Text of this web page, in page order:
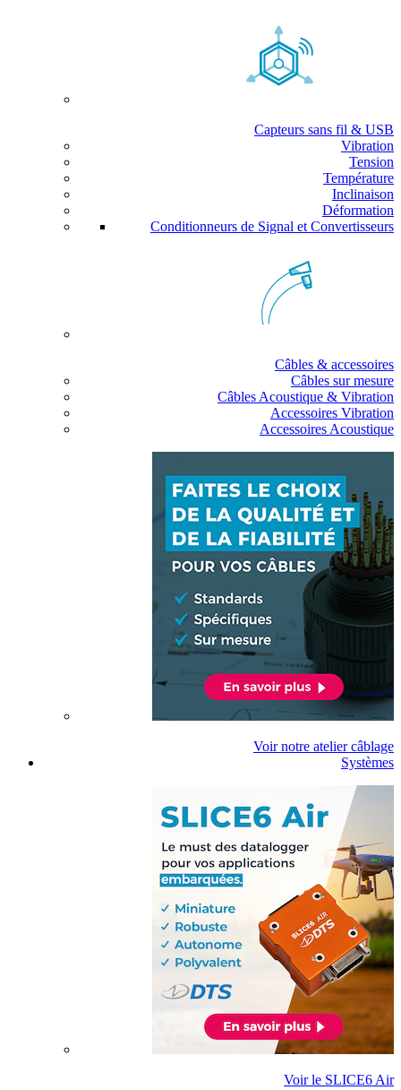
Capteurs sans fil & USB
Vibration
Tension
Température
Inclinaison
Déformation
Conditionneurs de Signal et Convertisseurs
Câbles & accessoires
Câbles sur mesure
Câbles Acoustique & Vibration
Accessoires Vibration
Accessoires Acoustique
Voir notre atelier câblage
Systèmes
Voir le SLICE6 Air